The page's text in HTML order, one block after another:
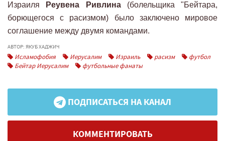
Израиля
Реувена Ривлина(болельщика "Бейтара,
борющегося с расизмом) было заключено мировое
соглашение между двумя командами.
АВТОР: ЯКУБ ХАДЖИЧ
Исламофобия Иерусалим Израиль расизм
футбол
Бейтар Иерусалим
футбольные фанаты
ПОДПИСАТЬСЯ НА КАНАЛ
КОММЕНТИРОВАТЬ